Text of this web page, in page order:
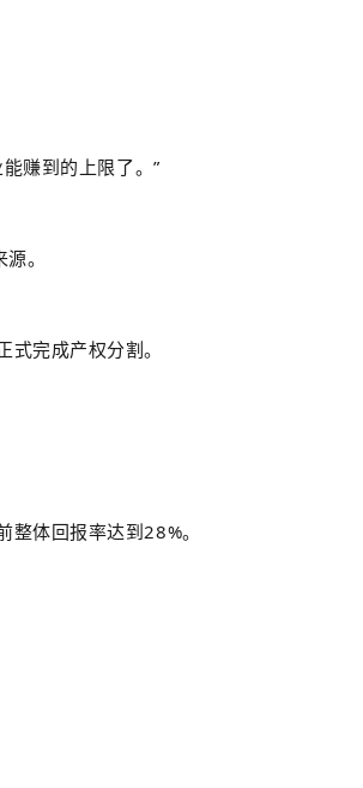
赚到的上限了。”
。
完成产权分割。
体回报率达到28%。